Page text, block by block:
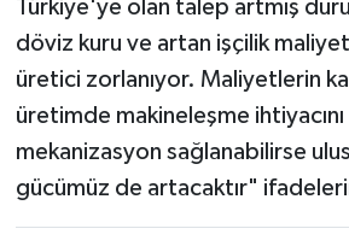
Türkiye'ye olan talep artmış
döviz kuru ve artan işçilik
üretici zorlanıyor. Maliyetlerin
üretimde makineleşme ihtiyacını
mekanizasyon sağlanabilirse
gücümüz de artacaktır"